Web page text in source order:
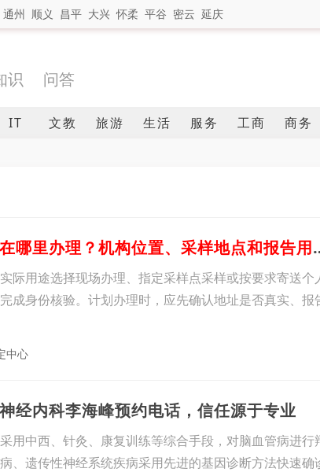
通州 顺义 昌平 大兴 怀柔 平谷 密云 延庆
识 问答
IT 文教 旅游 生活 服务 工商 商务
1、成都亲子鉴定在
际用途选择现场办理、指定采样点采样或按要求寄送个
成身份核验。计划办理时，应先确认地址是否真实、报
中心
经内科李海峰预约电话，信任源于专业
用中西、针灸、康复训练等综合手段，对脑血管病进行
、遗传性神经系统疾病采用先进的基因诊断方法快速确